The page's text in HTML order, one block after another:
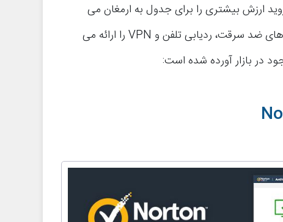
ارزش بیشتری را برای جدول به ارمغان می
آورند. جدا از محافظت از بدافزار، آنها ابزارهای ضد سرقت، ردیابی تلفن و VPN را ارائه می
در بازار آورده شده است: